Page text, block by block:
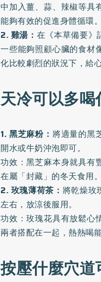
中加入薑、蒜、辣椒等具
能夠有效的促進身體循環。
2. 雞湯： 在《本草備要》
一些能夠照顧心臟的食材
化比較劇烈的狀況下，給
天冷可以多喝
1. 黑芝麻粉： 將適量的黑
開水或牛奶沖泡即可。
功效：黑芝麻本身就具有
在屬「封藏」的冬天食用。
2. 玫瑰薄荷茶： 將乾燥玫
左右，放涼後服用。
功效：玫瑰花具有放鬆心
兩者搭配在一起，熱熱喝
按壓什麼穴道